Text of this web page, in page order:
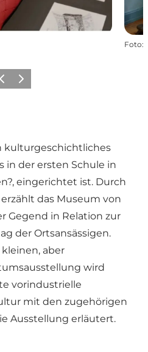
Foto:
Weiter
kulturgeschichtliches
in der ersten Schule in
eingerichtet ist. Durch
das Museum von
Gegend in Relation zur
der Ortsansässigen.
aber
wird
vorindustrielle
mit den zugehörigen
Ausstellung erläutert.